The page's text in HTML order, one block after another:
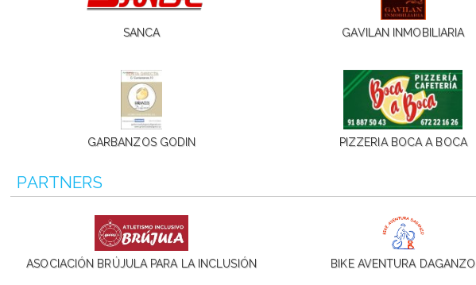
SANCA GAVILAN INMOBILIARIA
GARBANZOS GODIN PIZZERIA BOCA A BOCA
PARTNERS
ASOCIACIÓN BRÚJULA PARA LA INCLUSIÓN BIKE AVENTURA DAGANZO